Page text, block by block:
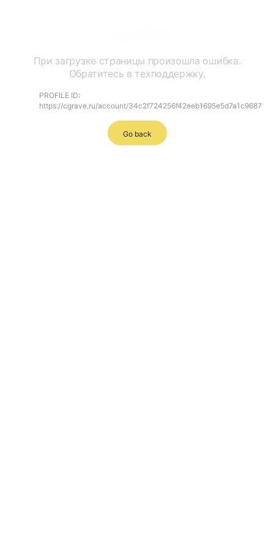
При загрузке страницы произошла ошибка.
Обратитесь в техподдержку.
PROFILE ID:
https://cgrave.ru/account/34c2f724256f42eeb1695e5d7a1c9687
Go back